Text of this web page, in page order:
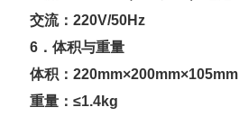
交流：220V/50Hz
6．体积与重量
体积：220mm×200mm×105mm
重量：≤1.4kg